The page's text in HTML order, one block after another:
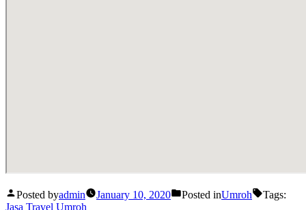
Posted byadmin January 10, 2020 Posted inUmroh
Tags:
Jasa Travel Umroh